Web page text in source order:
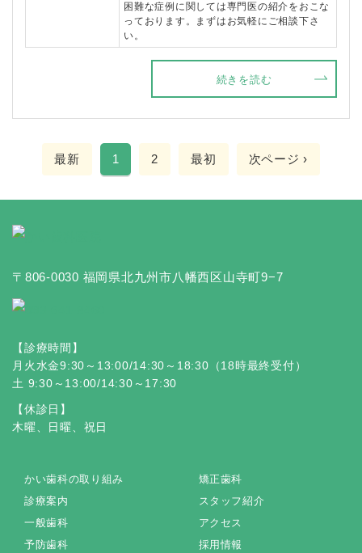
困難な症例に関しては専門医の紹介をおこな
っております。まずはお気軽にご相談下さ
い。
続きを読む
最新 1 2 最初 次ページ ›
〒806-0030 福岡県北九州市八幡西区山寺町9−7
【診療時間】
月火水金9:30～13:00/14:30～18:30（18時最終受付）
土 9:30～13:00/14:30～17:30
【休診日】
木曜、日曜、祝日
かい歯科の取り組み
診療案内
一般歯科
予防歯科
矯正歯科
スタッフ紹介
アクセス
採用情報